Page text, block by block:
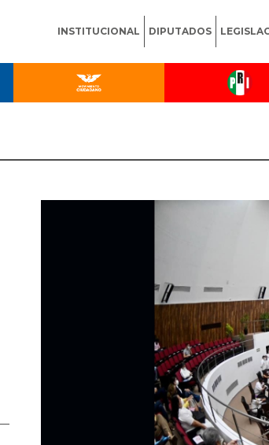
INSTITUCIONAL DIPUTADOS